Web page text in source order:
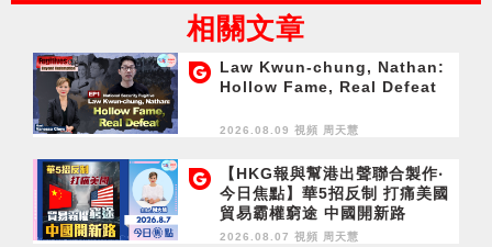
相關文章
Law Kwun-chung, Nathan:
Hollow Fame, Real Defeat
2026.08.09 視頻 周天慧
【HKG報與幫港出聲聯合製作‧
今日焦點】華5招反制 打痛美國
貿易霸權窮途 中國開新路
2026.08.07 視頻 周天慧